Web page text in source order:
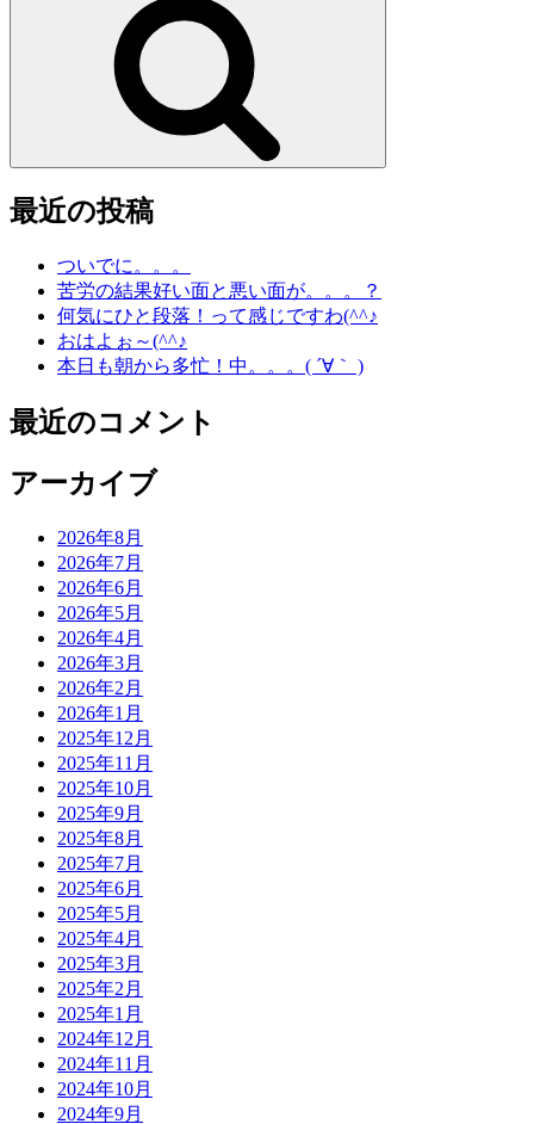
最近の投稿
ついでに。。。
苦労の結果好い面と悪い面が。。。？
何気にひと段落！って感じですわ(^^♪
おはよぉ～(^^♪
本日も朝から多忙！中。。。( ´∀｀ )
最近のコメント
アーカイブ
2026年8月
2026年7月
2026年6月
2026年5月
2026年4月
2026年3月
2026年2月
2026年1月
2025年12月
2025年11月
2025年10月
2025年9月
2025年8月
2025年7月
2025年6月
2025年5月
2025年4月
2025年3月
2025年2月
2025年1月
2024年12月
2024年11月
2024年10月
2024年9月